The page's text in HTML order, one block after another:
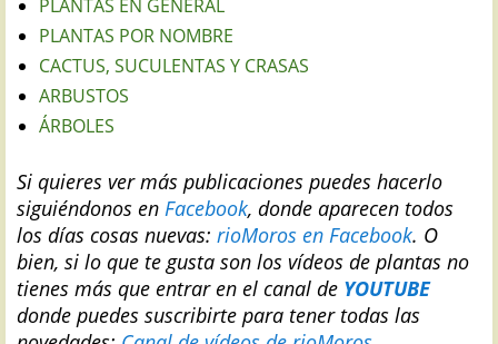
PLANTAS EN GENERAL
PLANTAS POR NOMBRE
CACTUS, SUCULENTAS Y CRASAS
ARBUSTOS
ÁRBOLES
Si quieres ver más publicaciones puedes hacerlo
siguiéndonos en Facebook, donde aparecen todos
los días cosas nuevas: rioMoros en Facebook. O
bien, si lo que te gusta son los vídeos de plantas no
tienes más que entrar en el canal de YOUTUBE
donde puedes suscribirte para tener todas las